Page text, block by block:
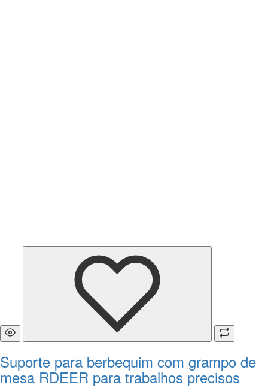
Suporte para berbequim com grampo de
mesa RDEER para trabalhos precisos